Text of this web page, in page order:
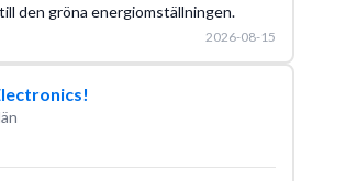
den gröna energiomställningen.
2026-08-15